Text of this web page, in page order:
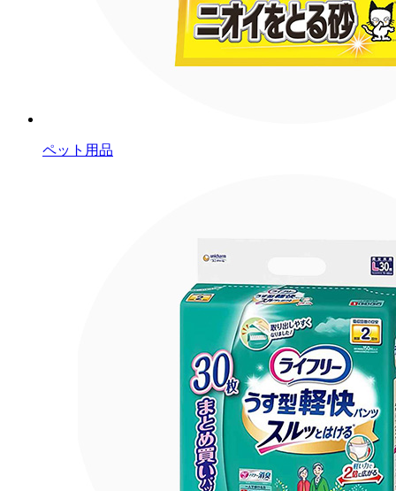
ペット用品